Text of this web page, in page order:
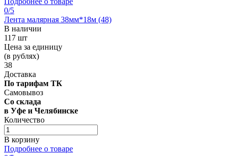
0/5
Лента малярная 38мм*18м (48)
В наличии
117 шт
Цена за единицу
(в рублях)
38
Доставка
По тарифам ТК
Самовывоз
Со склада
в Уфе и Челябинске
Количество
В корзину
Подробнее о товаре